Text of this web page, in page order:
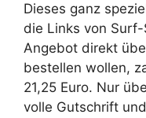
Dieses ganz
die Links von
Angebot direkt
bestellen wollen,
21,25 Euro. Nur
volle Gutschrift